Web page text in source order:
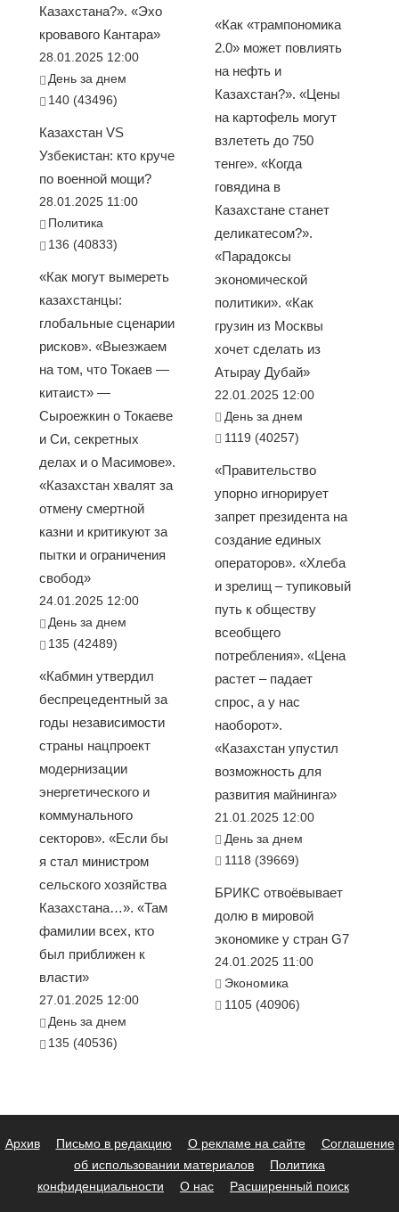
Казахстана?». «Эхо
кровавого Кантара»
28.01.2025 12:00
День за днем
140 (43496)
Казахстан VS
Узбекистан: кто круче
по военной мощи?
28.01.2025 11:00
Политика
136 (40833)
«Как могут вымереть
казахстанцы:
глобальные сценарии
рисков». «Выезжаем
на том, что Токаев —
китаист» —
Сыроежкин о Токаеве
и Си, секретных
делах и о Масимове».
«Казахстан хвалят за
отмену смертной
казни и критикуют за
пытки и ограничения
свобод»
24.01.2025 12:00
День за днем
135 (42489)
«Кабмин утвердил
беспрецедентный за
годы независимости
страны нацпроект
модернизации
энергетического и
коммунального
секторов». «Если бы
я стал министром
сельского хозяйства
Казахстана…». «Там
фамилии всех, кто
был приближен к
власти»
27.01.2025 12:00
День за днем
135 (40536)
«Как «трампономика
2.0» может повлиять
на нефть и
Казахстан?». «Цены
на картофель могут
взлететь до 750
тенге». «Когда
говядина в
Казахстане станет
деликатесом?».
«Парадоксы
экономической
политики». «Как
грузин из Москвы
хочет сделать из
Атырау Дубай»
22.01.2025 12:00
День за днем
1119 (40257)
«Правительство
упорно игнорирует
запрет президента на
создание единых
операторов». «Хлеба
и зрелищ – тупиковый
путь к обществу
всеобщего
потребления». «Цена
растет – падает
спрос, а у нас
наоборот».
«Казахстан упустил
возможность для
развития майнинга»
21.01.2025 12:00
День за днем
1118 (39669)
БРИКС отвоёвывает
долю в мировой
экономике у стран G7
24.01.2025 11:00
Экономика
1105 (40906)
Архив Письмо в редакцию О рекламе на сайте
Соглашение
об использовании материалов
Политика
конфиденциальности
О нас Расширенный поиск